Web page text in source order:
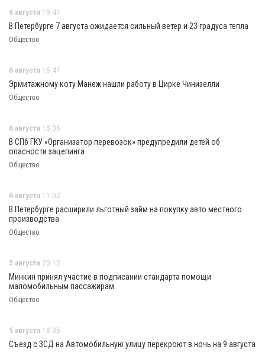
6 августа 19:41
В Петербурге 7 августа ожидается сильный ветер и 23 градуса тепла
Общество
6 августа 16:41
Эрмитажному коту Манеж нашли работу в Цирке Чинизелли
Общество
6 августа 15:06
В СПб ГКУ «Организатор перевозок» предупредили детей об
опасности зацепинга
Общество
6 августа 11:02
В Петербурге расширили льготный займ на покупку авто местного
производства
Общество
5 августа 20:12
Минкин принял участие в подписании стандарта помощи
маломобильным пассажирам
Общество
5 августа 18:35
Съезд с ЗСД на Автомобильную улицу перекроют в ночь на 9 августа